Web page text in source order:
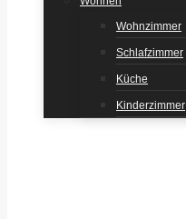
Wohnzimmer
Schlafzimmer
Küche
Kinderzimmer